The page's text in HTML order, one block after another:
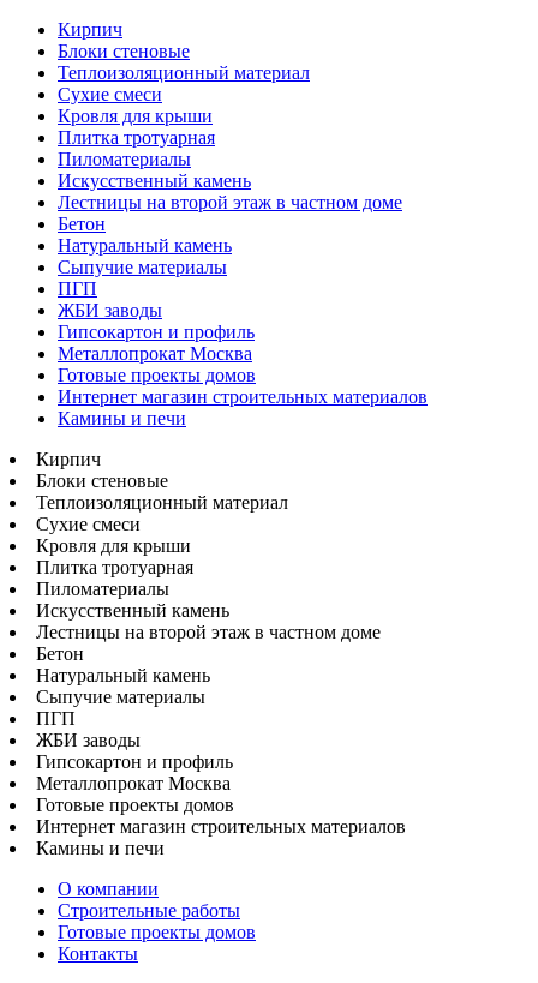
Кирпич
Блоки стеновые
Теплоизоляционный материал
Сухие смеси
Кровля для крыши
Плитка тротуарная
Пиломатериалы
Искусственный камень
Лестницы на второй этаж в частном доме
Бетон
Натуральный камень
Сыпучие материалы
ПГП
ЖБИ заводы
Гипсокартон и профиль
Металлопрокат Москва
Готовые проекты домов
Интернет магазин строительных материалов
Камины и печи
Кирпич
Блоки стеновые
Теплоизоляционный материал
Сухие смеси
Кровля для крыши
Плитка тротуарная
Пиломатериалы
Искусственный камень
Лестницы на второй этаж в частном доме
Бетон
Натуральный камень
Сыпучие материалы
ПГП
ЖБИ заводы
Гипсокартон и профиль
Металлопрокат Москва
Готовые проекты домов
Интернет магазин строительных материалов
Камины и печи
О компании
Строительные работы
Готовые проекты домов
Контакты